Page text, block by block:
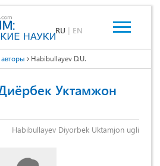
RU | EN
Habibullayev D.U.
Уктамжон
Habibullayev Diyorbek Uktamjon ugli